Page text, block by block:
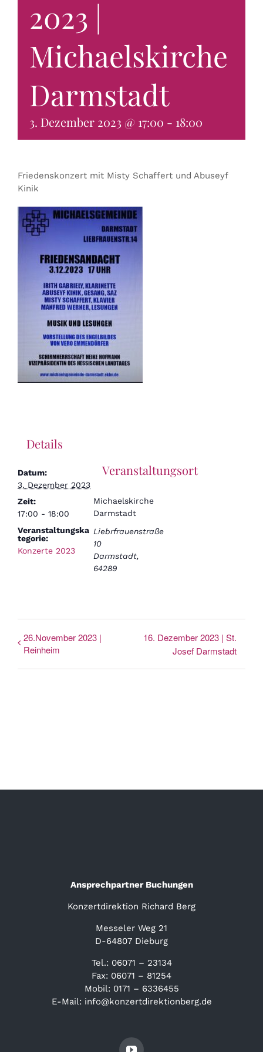
KONTAKT & BUCHEN
2023 |
Michaelskirche
Darmstadt
3. Dezember 2023 @ 17:00 - 18:00
Friedenskonzert mit Misty Schaffert und Abuseyf
Kinik
Details
Datum:
3. Dezember 2023
Zeit:
17:00 - 18:00
Veranstaltungska
tegorie:
Konzerte 2023
Veranstaltungsort
Michaelskirche
Darmstadt
Liebrfrauenstraße
10
Darmstadt,
64289
26.November 2023 |
Reinheim
16. Dezember 2023 | St.
Josef Darmstadt
Ansprechpartner Buchungen
Konzertdirektion Richard Berg
Messeler Weg 21
D-64807 Dieburg
Tel.: 06071 – 23134
Fax: 06071 – 81254
Mobil: 0171 – 6336455
E-Mail: info@konzertdirektionberg.de